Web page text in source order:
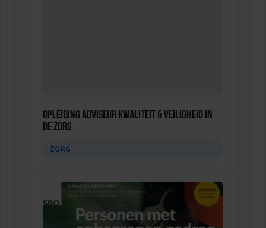
Opleiding Adviseur Kwaliteit & Veiligheid in
de zorg
ZORG